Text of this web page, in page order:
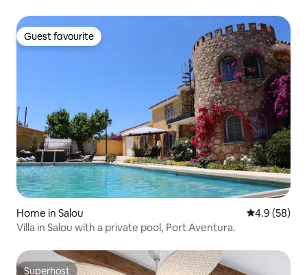
Guest favourite
Guest favourite
Home in Salou 4.9 out of 5
4.9 (58)
Villa in Salou with a private pool, Port Aventura.
Superhost